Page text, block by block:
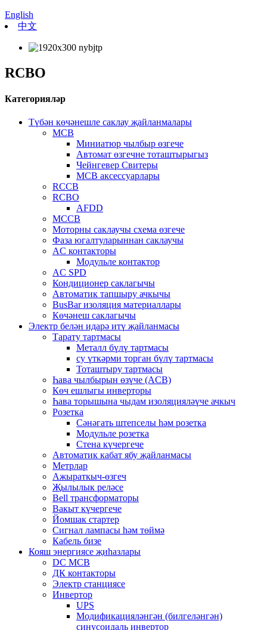
English
中文
RCBO
Категорияләр
Түбән көчәнешле саклау җайланмалары
MCB
Миниатюр чылбыр өзгече
Автомат өзгечне тоташтырыгыз
Чейнгевер Свитеры
MCB аксессуарлары
RCCB
RCBO
AFDD
MCCB
Моторны саклаучы схема өзгече
Фаза югалтуларыннан саклаучы
AC контакторы
Модульле контактор
AC SPD
Кондиционер саклагычы
Автоматик тапшыру ачкычы
BusBar изоляция материаллары
Көчәнеш саклагычы
Электр белән идарә итү җайланмасы
Тарату тартмасы
Металл бүлү тартмасы
су үткәрми торган бүлү тартмасы
Тоташтыру тартмасы
Һава чылбырын өзүче (ACB)
Көч ешлыгы инверторы
Һава торышына чыдам изоляцияләүче ачкыч
Розетка
Сәнәгать штепселы һәм розетка
Модульле розетка
Стена күчергече
Автоматик кабат ябу җайланмасы
Метрлар
Ажыраткыч-өзгеч
Җылылык реләсе
Bell трансформаторы
Вакыт күчергече
Йомшак стартер
Сигнал лампасы һәм төймә
Кабель бизе
Кояш энергиясе җиһазлары
DC MCB
ДК контакторы
Электр станциясе
Инвертор
UPS
Модификацияләнгән (билгеләнгән)
синусоидаль инвертор